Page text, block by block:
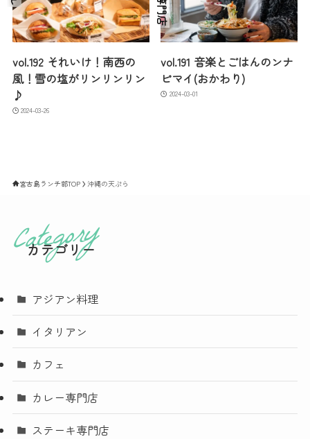
vol.192 それいけ！南西の
風！雪の塩がリンリンリン
♪
2024-03-26
vol.191 音楽とごはんのンナ
ピマイ(おかわり)
2024-03-01
宮古島ランチ部TOP 沖縄の天ぷら
カテゴリー
アジアン料理
イタリアン
カフェ
カレー専門店
ステーキ専門店